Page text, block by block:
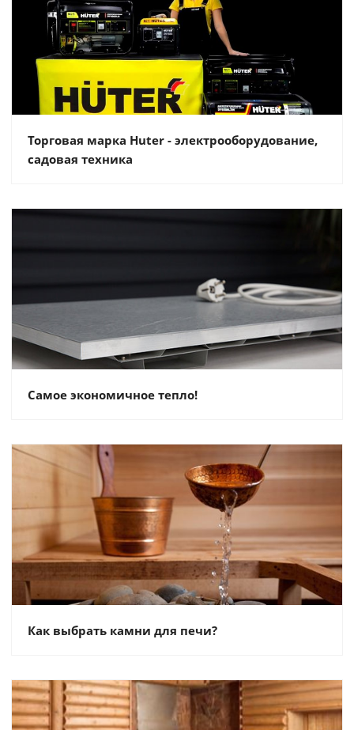
Торговая марка Huter - электрооборудование,
садовая техника
Самое экономичное тепло!
Как выбрать камни для печи?